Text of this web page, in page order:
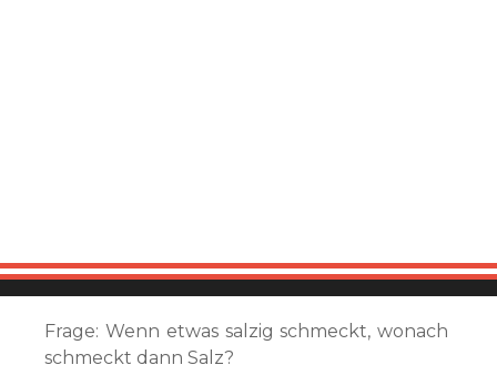
Frage: Wenn etwas salzig schmeckt, wonach
schmeckt dann Salz?